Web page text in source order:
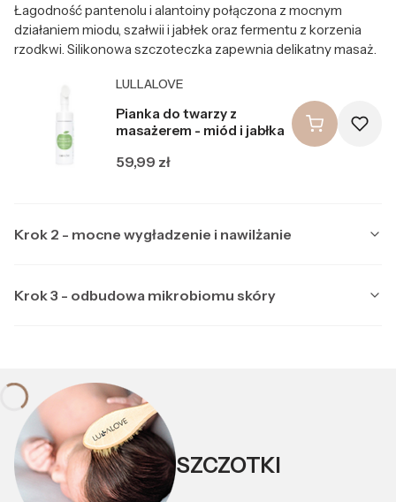
Łagodność pantenolu i alantoiny połączona z mocnym
działaniem miodu, szałwii i jabłek oraz fermentu z korzenia
rzodkwi. Silikonowa szczoteczka zapewnia delikatny masaż.
Producent LULLALOVE
LULLALOVE
Pianka do twarzy z
masażerem - miód i jabłka
Cena
59,99 zł
Krok 2 - mocne wygładzenie i nawilżanie
Multipeptydowe serum do
twarzy z ektoiną
Cena
99,99 zł
Krok 3 - odbudowa mikrobiomu skóry
Producent LULLALOVE
LULLALOVE
Kojąca maska nocna z
ektoiną i prebiotykami
Cena
89,99 zł
SZCZOTKI